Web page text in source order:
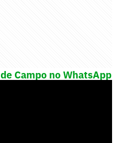
Campo no WhatsApp